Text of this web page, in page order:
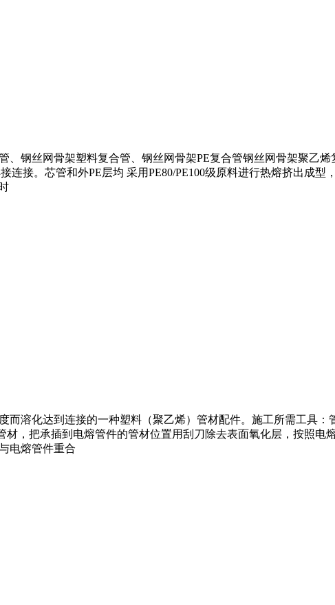
、钢丝网骨架塑料复合管、钢丝网骨架PE复合管钢丝网骨架聚乙
连接。芯管和外PE层均 采用PE80/PE100级原料进行热熔挤出成
而溶化达到连接的一种塑料（聚乙烯）管材配件。施工所需工具
材，把承插到电熔管件的管材位置用刮刀除去表面氧化层，按照
电熔管件重合